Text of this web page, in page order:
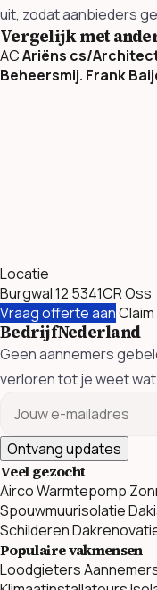
uit, zodat aanbieders
Vergelijk met
ACAriëns cs/
Beheersmij. Frank
Locatie
Burgwal 12 5341CR Oss
Vraag offerte aan
BedrijfNederland
Geen aannemers
verloren tot je weet
Ontvang updates
Veel gezocht
AircoWarmtepomp
Spouwmuurisolatie
Schilderen
Populaire vakmensen
Loodgieters